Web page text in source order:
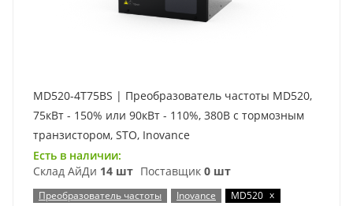
MD520-4T75BS | Преобразователь частоты MD520,
75кВт - 150% или 90кВт - 110%, 380В с тормозным
транзистором, STO, Inovance
Есть в наличии:
Склад АйДи 14 шт Поставщик 0 шт
Преобразователь частоты Inovance MD520 x